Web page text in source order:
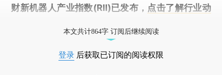
财新机器人产业指数(RII)已发布， 点击了解行业动
本文共计864字 订阅后继续阅读
登录 后获取已订阅的阅读权限